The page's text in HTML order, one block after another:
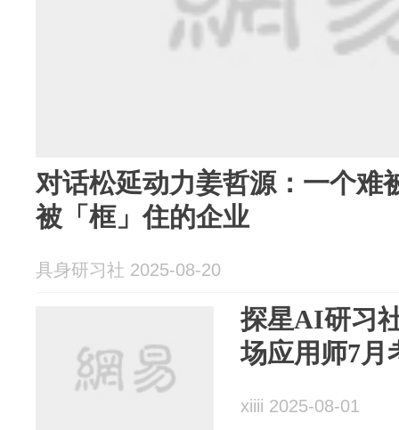
对话松延动力姜哲源：一个难
被「框」住的企业
具身研习社 2025-08-20
探星AI研习
场应用师7月
xiiii 2025-08-01